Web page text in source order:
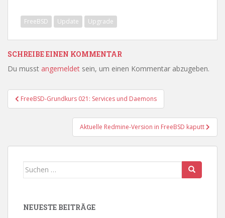
FreeBSD Update Upgrade
SCHREIBE EINEN KOMMENTAR
Du musst angemeldet sein, um einen Kommentar abzugeben.
Beitragsnavigation
FreeBSD-Grundkurs 021: Services und Daemons
Aktuelle Redmine-Version in FreeBSD kaputt
Suchen
NEUESTE BEITRÄGE